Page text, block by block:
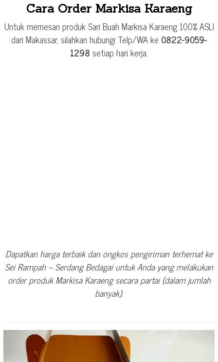
Cara Order Markisa Karaeng
Untuk memesan produk Sari Buah Markisa Karaeng 100% ASLI
dari Makassar, silahkan hubungi Telp/WA ke 0822-9059-
1298 setiap hari kerja.
Dapatkan harga terbaik dan ongkos pengiriman terhemat ke
Sei Rampah – Serdang Bedagai untuk Anda yang melakukan
order produk Markisa Karaeng secara partai (dalam jumlah
banyak).